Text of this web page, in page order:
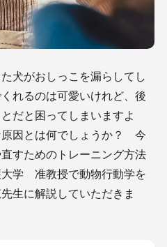
犬がおしっこを漏らしてし
れるのは可愛いけれど、後
だと困ってしまいますよ
因とは何でしょうか？ 今
すためのトレーニング方法
学 准教授で動物行動学を
生に解説していただきま